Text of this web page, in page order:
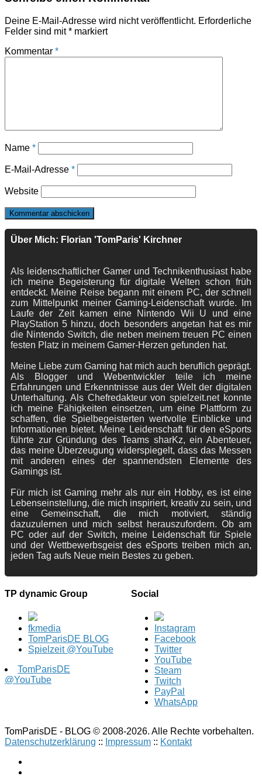
Deine E-Mail-Adresse wird nicht veröffentlicht. Erforderliche
Felder sind mit* markiert
Kommentar *
Name *
E-Mail-Adresse *
Website
Über Mich: Florian 'TomParis' Kirchner
Als leidenschaftlicher Gamer und Technikenthusiast habe
ich meine Begeisterung für digitale Welten schon früh
entdeckt. Meine Reise begann mit einem PC, der schnell
zum Mittelpunkt meiner Gaming-Leidenschaft wurde. Im
Laufe der Zeit kamen eine Nintendo Wii U und eine
PlayStation 5 hinzu, doch besonders angetan hat es mir
die Nintendo Switch, die neben meinem treuen PC einen
festen Platz in meinem Gamer-Herzen gefunden hat.
Meine Liebe zum Gaming hat mich auch beruflich geprägt.
Als Blogger und Webentwickler teile ich meine
Erfahrungen und Erkenntnisse aus der Welt der digitalen
Unterhaltung. Als Chefredakteur von spielzeit.net konnte
ich meine Fähigkeiten einsetzen, um eine Plattform zu
schaffen, die Spielbegeisterten wertvolle Einblicke und
Informationen bietet. Meine Leidenschaft für den eSports
führte zur Gründung des Teams sharKz, ein Abenteuer,
das meine Überzeugung widerspiegelt, dass das Messen
mit anderen eines der spannendsten Elemente des
Gamings ist.
Für mich ist Gaming mehr als nur ein Hobby, es ist eine
Lebenseinstellung, die mich inspiriert, kreativ zu sein, und
eine Gemeinschaft, die mich motiviert, ständig
dazuzulernen und mich selbst herauszufordern. Ob am
PC oder auf der Switch, meine Leidenschaft für Spiele
und der Wettbewerbsgeist des eSports treiben mich an,
jeden Tag aufs Neue mein Bestes zu geben.
TP dynamic Group
fkmedia
TomParisDE BLOG
Spielzeit @YouTube
TomParisDE
@YouTube
Social
Instagram
Facebook
Twitter
YouTube
Steam
Twitch
PayPal
WhatsApp
TomParisDE - BLOG © 2008-2026. Alle Rechte vorbehalten.
Datenschutzerklärung :: Impressum :: Kontakt